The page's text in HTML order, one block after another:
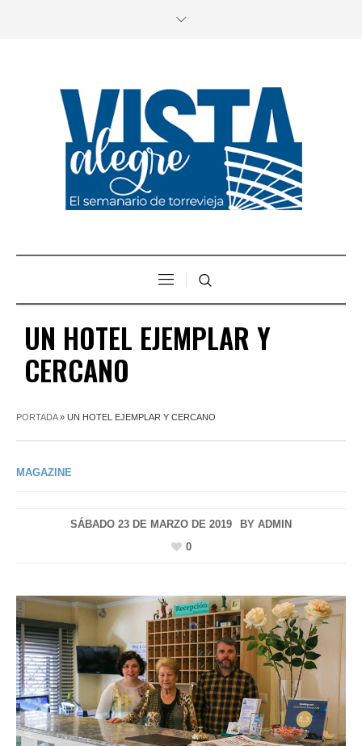
UN HOTEL EJEMPLAR Y
CERCANO
PORTADA» UN HOTEL EJEMPLAR Y CERCANO
MAGAZINE
SÁBADO 23 DE MARZO DE 2019 BY ADMIN
0